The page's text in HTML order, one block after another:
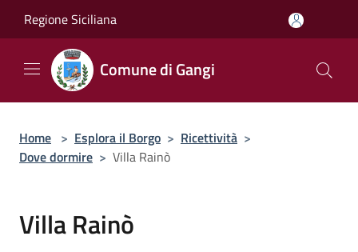
Regione Siciliana
Comune di Gangi
Home > Esplora il Borgo > Ricettività >
Dove dormire > Villa Rainò
Villa Rainò